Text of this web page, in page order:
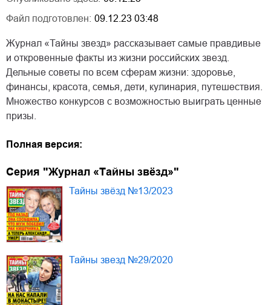
Файл подготовлен: 09.12.23 03:48
Журнал «Тайны звезд» рассказывает самые правдивые
и откровенные факты из жизни российских звезд.
Дельные советы по всем сферам жизни: здоровье,
финансы, красота, семья, дети, кулинария, путешествия.
Множество конкурсов с возможностью выиграть ценные
призы.
Полная версия:
Серия "Журнал «Тайны звёзд»"
Тайны звёзд №13/2023
Тайны звезд №29/2020